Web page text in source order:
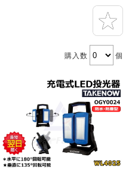
購入数 個